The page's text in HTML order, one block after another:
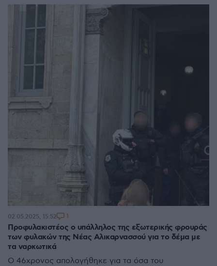
Προφυλακιστέος ο υπάλληλος της εξωτερικής φρουράς
των φυλακών της Νέας Αλικαρνασσού για το δέμα με
τα ναρκωτικά
Ο 46χρονος απολογήθηκε για τα όσα του
02.05.2025, 15:52 1